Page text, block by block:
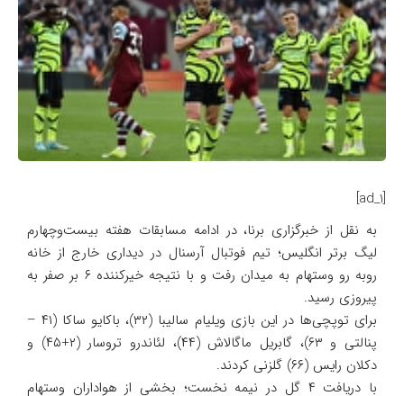
[ad_1]
به نقل از خبرگزاری برنا، در ادامه مسابقات هفته بیست‌وچهارم
لیگ برتر انگلیس؛ تیم فوتبال آرسنال در دیداری خارج از خانه
روبه رو وستهام به میدان رفت و با نتیجه خیرکننده ۶ بر صفر به
پیروزی رسید.
برای توپچی‌ها در این بازی ویلیام سالیبا (۳۲)، باکایو ساکا (۴۱ –
پنالتی و ۶۳)، گابریل ماگالاش (۴۴)، لئاندرو تروسار (۲+۴۵) و
دکلان رایس (۶۶) گلزنی کردند.
با دریافت ۴ گل در نیمه نخست؛ بخشی از هواداران وستهام